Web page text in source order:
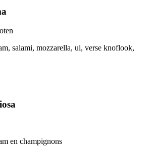
salami, mozzarella, ui, verse knoflook,
en champignons